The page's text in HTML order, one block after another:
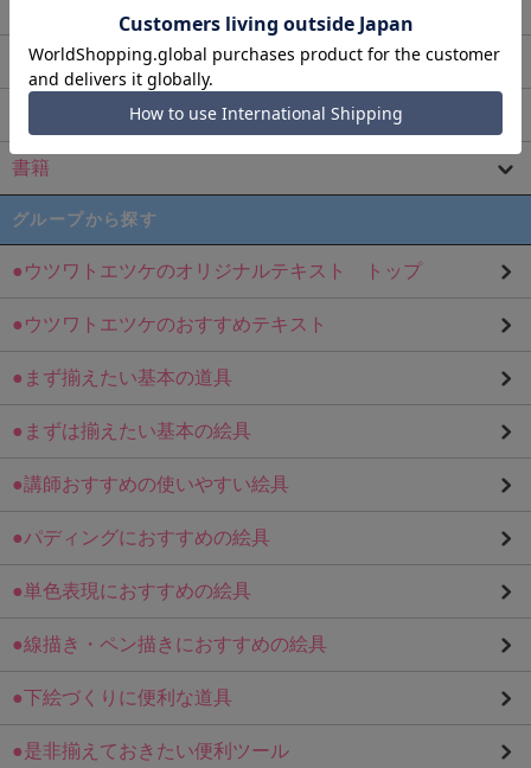
小分け用ケース・収納ケース
プレートスタンド(皿立て)
書籍
グループから探す
●ウツワトエツケのオリジナルテキスト トップ
●ウツワトエツケのおすすめテキスト
●まず揃えたい基本の道具
●まずは揃えたい基本の絵具
●講師おすすめの使いやすい絵具
●パディングにおすすめの絵具
●単色表現におすすめの絵具
●線描き・ペン描きにおすすめの絵具
●下絵づくりに便利な道具
●是非揃えておきたい便利ツール